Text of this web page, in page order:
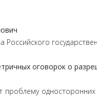
Российского
оговорок о
проблему